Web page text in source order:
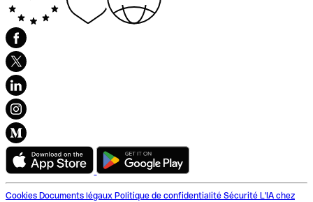
Cookies Documents légaux Politique de confidentialité Sécurité L'IA chez